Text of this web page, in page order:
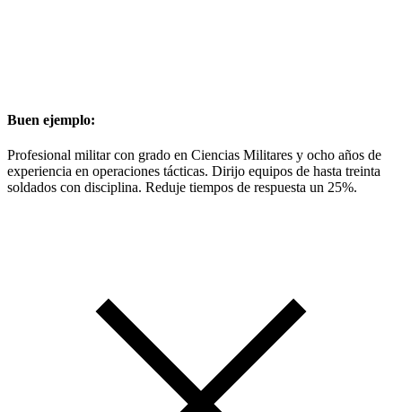
Buen ejemplo:
Profesional militar con grado en Ciencias Militares y ocho años de
experiencia en operaciones tácticas. Dirijo equipos de hasta treinta
soldados con disciplina. Reduje tiempos de respuesta un 25%.